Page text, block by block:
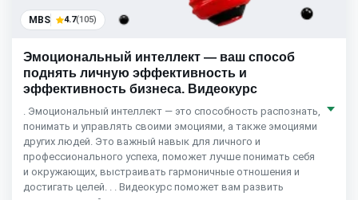
MBS 4.7(105)
Эмоциональный интеллект — ваш способ
поднять личную эффективность и
эффективность бизнеса. Видеокурс
. Эмоциональный интеллект — это способность распознать,
понимать и управлять своими эмоциями, а также эмоциями
других людей. Это важный навык для личного и
профессионального успеха, поможет лучше понимать себя
и окружающих, выстраивать гармоничные отношения и
достигать целей. . . Видеокурс поможет вам развить